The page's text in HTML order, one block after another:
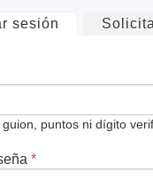
sesión (solapa
guion, puntos ni dígito
*